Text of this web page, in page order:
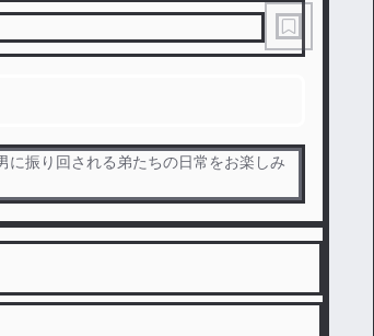
に振り回される弟たちの日常をお楽しみ